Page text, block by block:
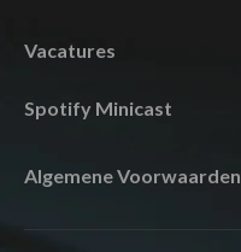
Vacatures
Spotify Minicast
Algemene Voorwaarden